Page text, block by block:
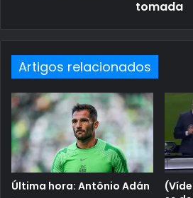
tomada
Artigos relacionados
Última hora: Antônio Adán